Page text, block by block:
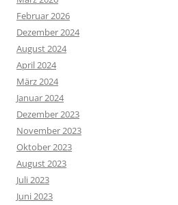
Februar 2026
Dezember 2024
August 2024
April 2024
März 2024
Januar 2024
Dezember 2023
November 2023
Oktober 2023
August 2023
Juli 2023
Juni 2023